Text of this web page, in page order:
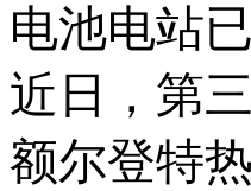
电池电站
近日，第
额尔登特